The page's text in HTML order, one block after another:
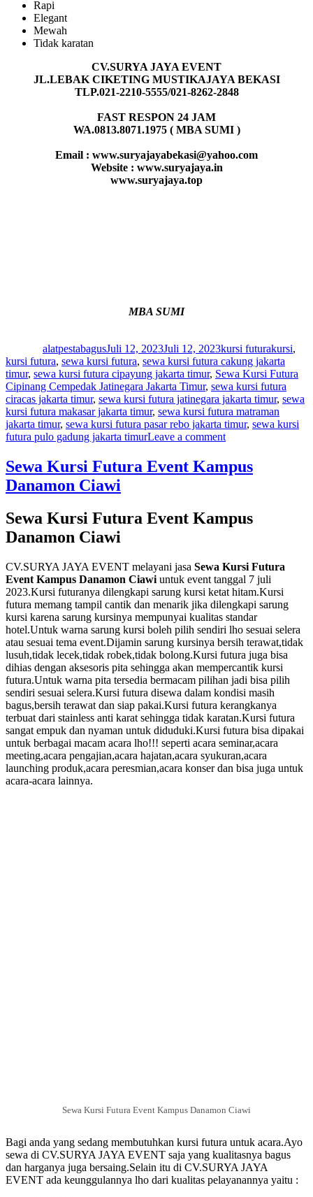
Rapi
Elegant
Mewah
Tidak karatan
CV.SURYA JAYA EVENT
JL.LEBAK CIKETING MUSTIKAJAYA BEKASI
TLP.021-2210-5555/021-8262-2848
FAST RESPON 24 JAM
WA.0813.8071.1975 ( MBA SUMI )
Email : www.suryajayabekasi@yahoo.com
Website : www.suryajaya.in
www.suryajaya.top
MBA SUMI
alatpestabagusJuli 12, 2023Juli 12, 2023kursi futurakursi,
kursi futura, sewa kursi futura, sewa kursi futura cakung jakarta
timur, sewa kursi futura cipayung jakarta timur, Sewa Kursi Futura
Cipinang Cempedak Jatinegara Jakarta Timur, sewa kursi futura
ciracas jakarta timur, sewa kursi futura jatinegara jakarta timur, sewa
kursi futura makasar jakarta timur, sewa kursi futura matraman
jakarta timur, sewa kursi futura pasar rebo jakarta timur, sewa kursi
futura pulo gadung jakarta timurLeave a commenton
Futura
Jakarta
Sewa Kursi Futura Event Kampus
Danamon Ciawi
Sewa Kursi Futura Event Kampus
Danamon Ciawi
CV.SURYA JAYA EVENT melayani jasa Sewa Kursi Futura
Event Kampus Danamon Ciawi untuk event tanggal 7 juli
2023.Kursi futuranya dilengkapi sarung kursi ketat hitam.Kursi
futura memang tampil cantik dan menarik jika dilengkapi sarung
kursi karena sarung kursinya mempunyai kualitas standar
hotel.Untuk warna sarung kursi boleh pilih sendiri lho sesuai selera
atau sesuai tema event.Dijamin sarung kursinya bersih terawat,tidak
lusuh,tidak lecek,tidak robek,tidak bolong.Kursi futura juga bisa
dihias dengan aksesoris pita sehingga akan mempercantik kursi
futura.Untuk warna pita tersedia bermacam pilihan jadi bisa pilih
sendiri sesuai selera.Kursi futura disewa dalam kondisi masih
bagus,bersih terawat dan siap pakai.Kursi futura kerangkanya
terbuat dari stainless anti karat sehingga tidak karatan.Kursi futura
sangat empuk dan nyaman untuk diduduki.Kursi futura bisa dipakai
untuk berbagai macam acara lho!!! seperti acara seminar,acara
meeting,acara pengajian,acara hajatan,acara syukuran,acara
launching produk,acara peresmian,acara konser dan bisa juga untuk
acara-acara lainnya.
Sewa Kursi Futura Event Kampus Danamon Ciawi
Bagi anda yang sedang membutuhkan kursi futura untuk acara.Ayo
sewa di CV.SURYA JAYA EVENT saja yang kualitasnya bagus
dan harganya juga bersaing.Selain itu di CV.SURYA JAYA
EVENT ada keunggulannya lho dari kualitas pelayanannya yaitu :